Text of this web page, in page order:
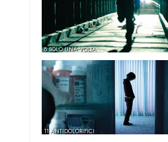
8 SOLO UNA VOLTA
11 ANTIDOLORIFICI